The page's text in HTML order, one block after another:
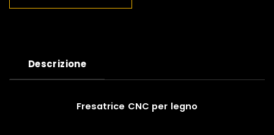
Descrizione
Fresatrice CNC per legno